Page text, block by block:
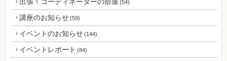
出張！コーディネーターの部屋 (54)
講座のお知らせ(59)
イベントのお知らせ(144)
イベントレポート (84)